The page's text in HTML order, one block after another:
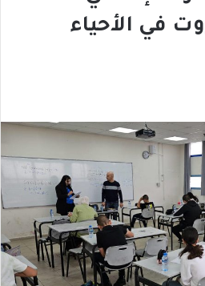
في الأحياء